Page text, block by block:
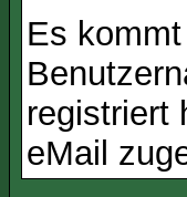
Es
registriert
eMail